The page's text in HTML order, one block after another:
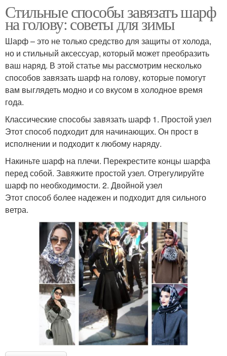
Стильные способы завязать шарф
на голову: советы для зимы
Шарф – это не только средство для защиты от холода,
но и стильный аксессуар, который может преобразить
ваш наряд. В этой статье мы рассмотрим несколько
способов завязать шарф на голову, которые помогут
вам выглядеть модно и со вкусом в холодное время
года.
Классические способы завязать шарф 1. Простой узел
Этот способ подходит для начинающих. Он прост в
исполнении и подходит к любому наряду.
Накиньте шарф на плечи. Перекрестите концы шарфа
перед собой. Завяжите простой узел. Отрегулируйте
шарф по необходимости. 2. Двойной узел
Этот способ более надежен и подходит для сильного
ветра.